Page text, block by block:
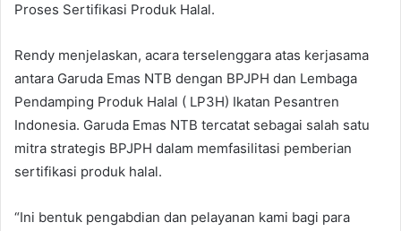
Proses Sertifikasi Produk Halal.
Rendy menjelaskan, acara terselenggara atas kerjasama
antara Garuda Emas NTB dengan BPJPH dan Lembaga
Pendamping Produk Halal ( LP3H) Ikatan Pesantren
Indonesia. Garuda Emas NTB tercatat sebagai salah satu
mitra strategis BPJPH dalam memfasilitasi pemberian
sertifikasi produk halal.
“Ini bentuk pengabdian dan pelayanan kami bagi para